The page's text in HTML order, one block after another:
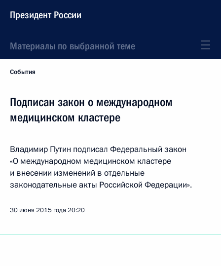
Президент России
Материалы по выбранной теме
События
Подписан закон о международном
медицинском кластере
Владимир Путин подписал Федеральный закон
«О международном медицинском кластере
и внесении изменений в отдельные
законодательные акты Российской Федерации».
30 июня 2015 года20:20